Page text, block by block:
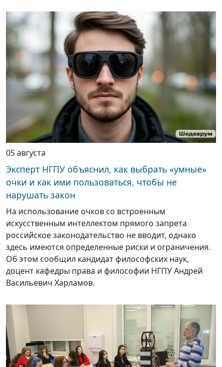
05 августа
Эксперт НГПУ объяснил, как выбрать «умные»
очки и как ими пользоваться, чтобы не
нарушать закон
На использование очков со встроенным
искусственным интеллектом прямого запрета
российское законодательство не вводит, однако
здесь имеются определенные риски и ограничения.
Об этом сообщил кандидат философских наук,
доцент кафедры права и философии НГПУ Андрей
Васильевич Харламов.